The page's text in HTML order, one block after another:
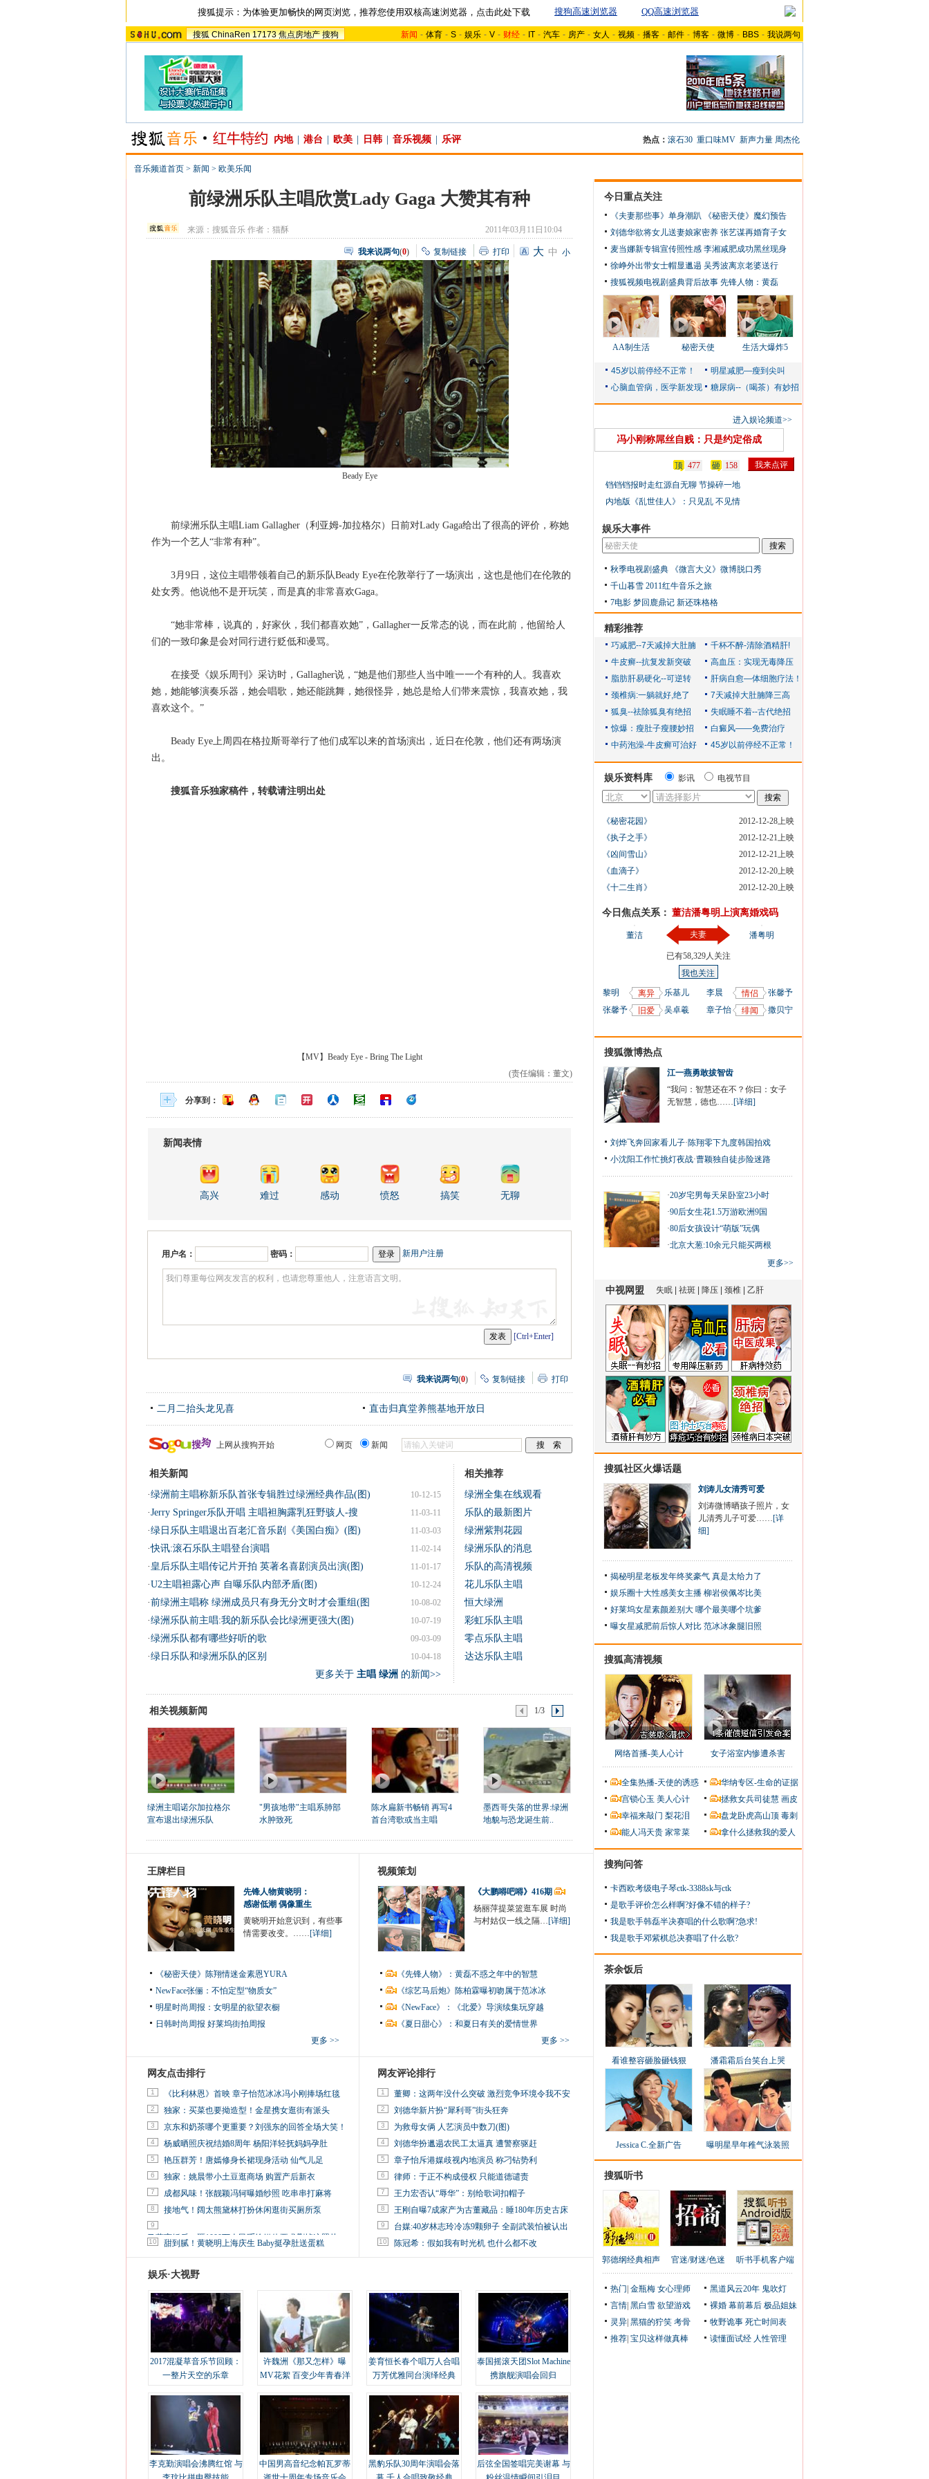
搜狐提示：为体验更加畅快的网页浏览，推荐您使用双核高速浏览器，点击此处下载 搜狗高速浏览器 QQ高速浏览器
搜狐 ChinaRen 17173 焦点房地产 搜狗 新闻 - 体育 - S - 娱乐 - V - 财经 - IT - 汽车 - 房产 - 女人 - 视频 - 播客 - 邮件 - 博客 - 微博 - BBS - 我说两句
内地 港台 欧美 日韩 音乐视频 乐评 热点： 滚石30 重口味MV 新声力量 周杰伦
音乐频道首页 > 新闻 > 欧美乐闻
前绿洲乐队主唱欣赏Lady Gaga 大赞其有种
来源：搜狐音乐 作者：猫酥 2011年03月11日10:04
我来说两句(0) 复制链接 打印 大 中 小
Beady Eye
前绿洲乐队主唱Liam Gallagher（利亚姆-加拉格尔）日前对Lady Gaga给出了很高的评价，称她
作为一个艺人“非常有种”。
3月9日，这位主唱带领着自己的新乐队Beady Eye在伦敦举行了一场演出，这也是他们在伦敦的
处女秀。他说他不是开玩笑，而是真的非常喜欢Gaga。
“她非常棒，说真的，好家伙，我们都喜欢她”，Gallagher一反常态的说，而在此前，他留给人
们的一致印象是会对同行进行贬低和谩骂。
在接受《娱乐周刊》采访时，Gallagher说，“她是他们那些人当中唯一一个有种的人。我喜欢
她，她能够演奏乐器，她会唱歌，她还能跳舞，她很怪异，她总是给人们带来震惊，我喜欢她，我
喜欢这个。”
Beady Eye上周四在格拉斯哥举行了他们成军以来的首场演出，近日在伦敦，他们还有两场演
出。
搜狐音乐独家稿件，转载请注明出处
【MV】Beady Eye - Bring The Light
(责任编辑：董文)
分享到：
新闻表情
高兴 难过 感动 愤怒 搞笑 无聊
用户名： 密码： 新用户注册
[Ctrl+Enter]
我来说两句(0) 复制链接 打印
二月二抬头龙见喜 直击归真堂养熊基地开放日
上网从搜狗开始 网页 新闻
相关新闻
10-12-15
·绿洲前主唱称新乐队首张专辑胜过绿洲经典作品(图)
11-03-11
·Jerry Springer乐队开唱 主唱袒胸露乳狂野骇人-搜
11-03-03
·绿日乐队主唱退出百老汇音乐剧《美国白痴》(图)
11-02-14
·快讯:滚石乐队主唱登台演唱
11-01-17
· 皇后乐队主唱传记片开拍 英著名喜剧演员出演(图)
10-12-24
·U2主唱袒露心声 自曝乐队内部矛盾(图)
10-08-02
·前绿洲主唱称 绿洲成员只有身无分文时才会重组(图
10-07-19
·绿洲乐队前主唱:我的新乐队会比绿洲更强大(图)
09-03-09
·绿洲乐队都有哪些好听的歌
10-04-18
·绿日乐队和绿洲乐队的区别
更多关于 主唱 绿洲 的新闻>>
相关推荐
绿洲全集在线观看
乐队的最新图片
绿洲紫荆花园
绿洲乐队的消息
乐队的高清视频
花儿乐队主唱
恒大绿洲
彩虹乐队主唱
零点乐队主唱
达达乐队主唱
相关视频新闻 1/3
绿洲主唱诺尔加拉格尔
宣布退出绿洲乐队
"男孩地带"主唱系肺部
水肿致死
陈水扁新书畅销 再写4
首台湾歌或当主唱
墨西哥失落的世界:绿洲
地貌与恐龙诞生前..
王牌栏目
先锋人物黄晓明：
感谢低潮 偶像重生
黄晓明开始意识到，有些事
情需要改变。……[详细]
《秘密天使》陈翔情迷金素恩YURA
NewFace张俪：不怕定型“物质女”
明星时尚周报：女明星的欲望衣橱
日韩时尚周报 好莱坞街拍周报
更多 >>
视频策划
《大鹏嘚吧嘚》416期
杨丽萍提菜篮逛车展 时尚
与村姑仅一线之隔…[详细]
《先锋人物》：黄磊不惑之年中的智慧
《综艺马后炮》陈柏霖曝初吻属于范冰冰
《NewFace》：《北爱》导演续集玩穿越
《夏日甜心》：和夏日有关的爱情世界
更多 >>
网友点击排行
1 《比利林恩》首映 章子怡范冰冰冯小刚捧场红毯
2 独家：买菜也要拗造型！金星携女逛街有派头
3 京东和奶茶哪个更重要？刘强东的回答全场大笑！
4 杨威晒照庆祝结婚8周年 杨阳洋轻抚妈妈孕肚
5 艳压群芳！唐嫣修身长裙现身活动 仙气儿足
6 独家：姚晨带小土豆逛商场 购置产后新衣
7 成都风味！张靓颖冯轲曝婚纱照 吃串串打麻将
8 接地气！阔太熊黛林打扮休闲逛街买厕所泵
9
马蓉离婚后，砸1000万人民币给媒体要求删掉这照片
10 甜到腻！黄晓明上海庆生 Baby挺孕肚送蛋糕
网友评论排行
1 董卿：这两年没什么突破 激烈竞争环境令我不安
2 刘德华新片扮“犀利哥”街头狂奔
3 为救母女俩 人艺演员中数刀(图)
4 刘德华扮邋遢农民工太逼真 遭警察驱赶
5 章子怡斥港媒歧视内地演员 称刁钻势利
6 律师：于正不构成侵权 只能道德谴责
7 王力宏否认“辱华”：别给歌词扣帽子
8 王刚自曝7成家产为古董藏品：睡180年历史古床
9 台媒:40岁林志玲冷冻9颗卵子 全副武装怕被认出
10 陈冠希：假如我有时光机 也什么都不改
娱乐·大视野
2017混凝草音乐节回顾：
一整片天空的乐章
许魏洲《那又怎样》曝
MV花絮 百变少年青春洋
姜育恒长春个唱万人合唱
万芳优雅同台演绎经典
泰国摇滚天团Slot Machine
携旗舰演唱会回归
李克勤演唱会沸腾红馆 与
中国男高音纪念帕瓦罗蒂
黑豹乐队30周年演唱会落
后弦全国签唱完美谢幕 与
今日重点关注
《夫妻那些事》单身潮趴
《秘密天使》魔幻预告
刘德华欲将女儿送妻娘家密养 张艺谋再婚育子女
麦当娜新专辑宣传照性感 李湘减肥成功黑丝现身
徐峥外出带女士帽显邋遢 吴秀波离京老婆送行
搜狐视频电视剧盛典背后故事 先锋人物：黄磊
AA制生活 秘密天使 生活大爆炸5
进入娱论频道>>
冯小刚称屌丝自贱：只是约定俗成
顶 477 砸
158
铛铛铛报时走红源自无聊 节操碎一地
内地版《乱世佳人》：只见乱 不见情
娱乐大事件
秋季电视剧盛典
《微言大义》微博脱口秀
千山暮雪 2011红牛音乐之旅
7电影 梦回鹿鼎记 新还珠格格
精彩推荐
娱乐资料库 影讯 电视节目
《秘密花园》
2012-12-28上映
《执子之手》
2012-12-21上映
《凶间雪山》
2012-12-21上映
《血滴子》
2012-12-20上映
《十二生肖》
2012-12-20上映
今日焦点关系： 董洁潘粤明上演离婚戏码
董洁 夫妻
已有58,329人关注
我也关注
潘粤明
黎明 离异
乐基儿
张馨予
旧爱 吴卓羲
李晨 情侣
张馨予
章子怡
绯闻 撒贝宁
搜狐微博热点
江一燕勇敢拔智齿
“我问：智慧还在不？你曰：女子
无智慧，德也……[详细]
刘烨飞奔回家看儿子·陈翔零下九度韩国拍戏
小沈阳工作忙挑灯夜战·曹颖独自徒步险迷路
·20岁宅男每天呆卧室23小时
·90后女生花1.5万游欧洲9国
·80后女孩设计“萌版”玩偶
·北京大葱:10余元只能买两根
更多>>
搜狐社区火爆话题
刘涛儿女清秀可爱
刘涛微博晒孩子照片，女
儿清秀儿子可爱……[详
细]
揭秘明星老板发年终奖豪气 真是太给力了
娱乐圈十大性感美女主播 柳岩侯佩岑比美
好莱坞女星素颜差别大 哪个最美哪个坑爹
曝女星减肥前后惊人对比 范冰冰象腿旧照
搜狐高清视频
网络首播-美人心计 女子浴室内惨遭杀害
全集热播-天使的诱惑
华纳专区-生命的证据
宫锁心玉 美人心计 拯救女兵司徒慧 画皮
幸福来敲门 梨花泪 盘龙卧虎高山顶 毒刺
能人冯天贵 家常菜 拿什么拯救我的爱人
搜狗问答
卡西欧考级电子琴ctk-3388sk与ctk
是歌手评价怎么样啊?好像不错的样子?
我是歌手韩磊半决赛唱的什么歌啊?急求!
我是歌手邓紫棋总决赛唱了什么歌?
茶余饭后
看谁整容砸脸砸钱狠 潘霜霜后台笑台上哭
Jessica C.全新广告 曝明星早年稚气泳装照
搜狐听书
郭德纲经典相声 官迷/财迷/色迷 听书手机客户端
热门 金瓶梅 女心理师 黑道风云20年 鬼吹灯
言情 黑白雪 欲望游戏 裸婚 幕前幕后 极品姐妹
灵异 黑猫的狞笑 考骨 牧野诡事 死亡时间表
推荐 宝贝这样做真棒 读懂面试经 人性管理